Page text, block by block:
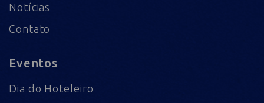
Notícias
Contato
Eventos
Dia do Hoteleiro